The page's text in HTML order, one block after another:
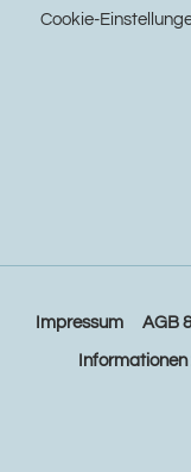
Cookie-
Impressum AGB